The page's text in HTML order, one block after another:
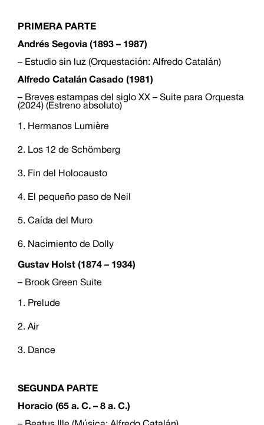
PRIMERA PARTE
Andrés Segovia (1893 – 1987)
– Estudio sin luz (Orquestación: Alfredo Catalán)
Alfredo Catalán Casado (1981)
– Breves estampas del siglo XX – Suite para Orquesta
(2024) (Estreno absoluto)
Hermanos Lumière
Los 12 de Schömberg
Fin del Holocausto
El pequeño paso de Neil
Caída del Muro
Nacimiento de Dolly
Gustav Holst (1874 – 1934)
– Brook Green Suite
Prelude
Air
Dance
SEGUNDA PARTE
Horacio (65 a. C. – 8 a. C.)